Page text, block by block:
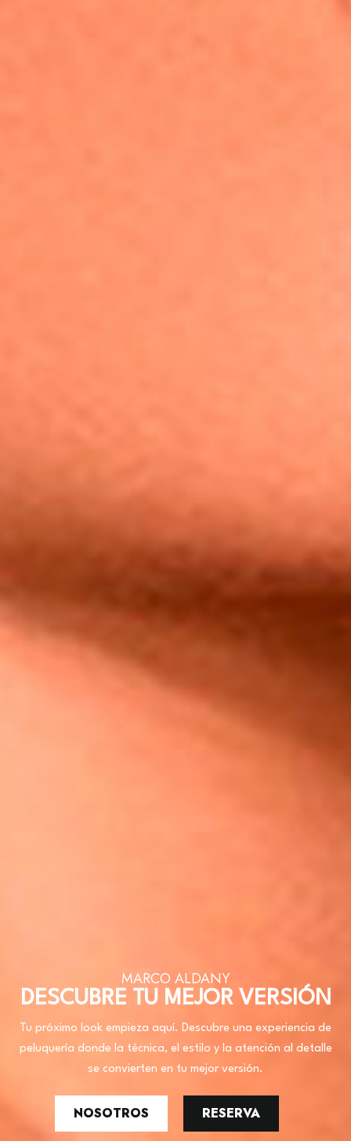
MARCO ALDANY
DESCUBRE TU MEJOR VERSIÓN
Tu próximo look empieza aquí. Descubre una experiencia de
peluquería donde la técnica, el estilo y la atención al detalle
se convierten en tu mejor versión.
NOSOTROS RESERVA